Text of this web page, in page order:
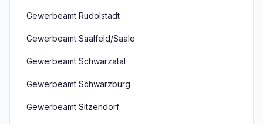
Gewerbeamt Rudolstadt
Gewerbeamt Saalfeld/Saale
Gewerbeamt Schwarzatal
Gewerbeamt Schwarzburg
Gewerbeamt Sitzendorf